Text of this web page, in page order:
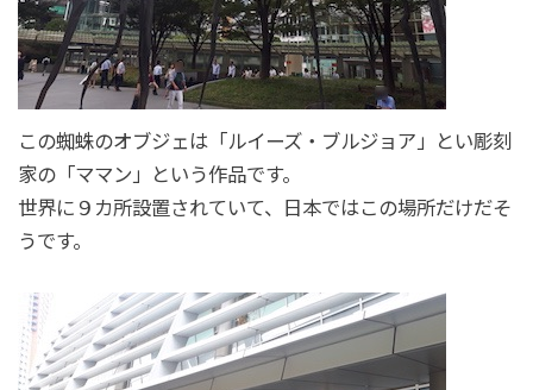
この蜘蛛のオブジェは「ルイーズ・ブルジョア」とい彫刻
家の「ママン」という作品です。
世界に９カ所設置されていて、日本ではこの場所だけだそ
うです。